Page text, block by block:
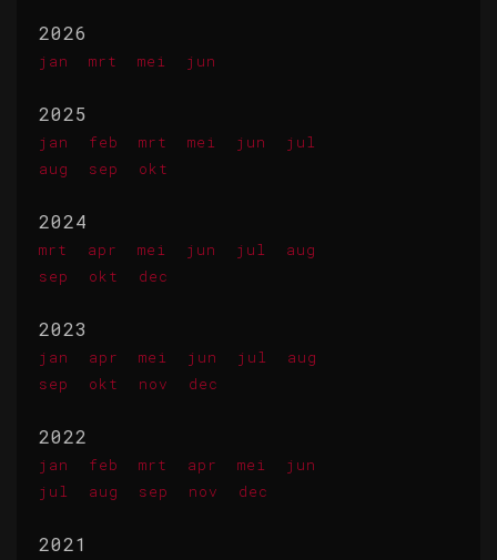
2026
jan mrt mei jun
2025
jan feb mrt mei jun
jul
aug
sep okt
2024
mrt apr mei jun jul
aug
sep
okt dec
2023
jan apr mei jun jul
aug
sep
okt nov dec
2022
jan feb mrt apr mei
jun
jul
aug sep nov dec
2021